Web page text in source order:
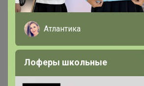
Атлантика
Лоферы школьные